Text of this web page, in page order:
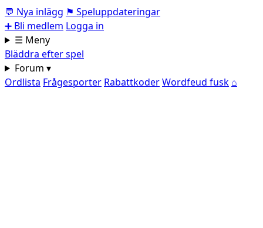
💬 Nya inlägg ⚑ Speluppdateringar
➕ Bli medlem Logga in
☰ Meny
Bläddra efter spel
Forum ▾
Ordlista Frågesporter RabattkoderWordfeud fusk ⌂